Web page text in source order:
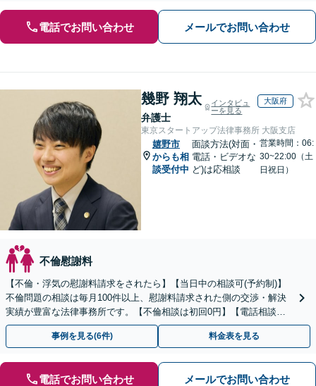
電話でお問い合わせ メールでお問い合わせ
幾野 翔太
弁護士
インタビュ
ーを見る
大阪府
東京スタートアップ法律事務所 大阪支店
嬉野市
からも相
談受付中
面談方法(対面・
電話・ビデオな
ど)は応相談
営業時間：06:
30~22:00（土
日祝日）
不倫慰謝料
【不倫・浮気の慰謝料請求をされたら】【当日中の相談可(予約制)】
不倫問題の相談は毎月100件以上、慰謝料請求された側の交渉・解決
実績が豊富な法律事務所です。【不倫相談は初回0円】【電話相談で
ご契約まで対応可/来所不要】
事例を見る(6件) 料金表を見る
電話でお問い合わせ メールでお問い合わせ